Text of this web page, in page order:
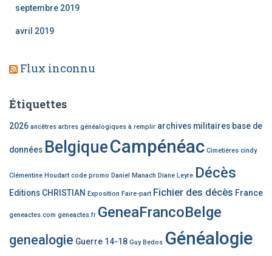
septembre 2019
avril 2019
Flux inconnu
Étiquettes
2026 ancêtres arbres généalogiques à remplir archives militaires base de
données BelgiqueCampénéac Cimetières cindy
Clémentine Houdart code promo Daniel Manach Diane Leyre Décès
Editions CHRISTIAN Exposition Faire-part Fichier des décès France
geneactes.com geneactes.fr GeneaFrancoBelge
genealogie Guerre 14-18 Guy Bedos Généalogie